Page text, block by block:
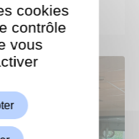
cookies
contrôle
vous